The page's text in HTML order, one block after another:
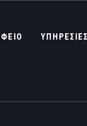
ΥΠΗΡΕΣΙΕΣ